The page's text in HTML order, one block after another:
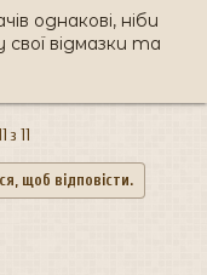
однакові, ніби
свої відмазки та
з 11
щоб відповісти.